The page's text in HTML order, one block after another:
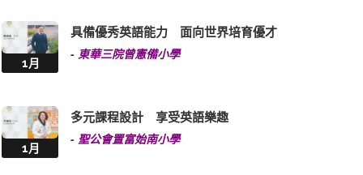
1月
具備優秀英語能力 面向世界培育優才
- 東華三院曾憲備小學
1月
多元課程設計 享受英語樂趣
- 聖公會置富始南小學